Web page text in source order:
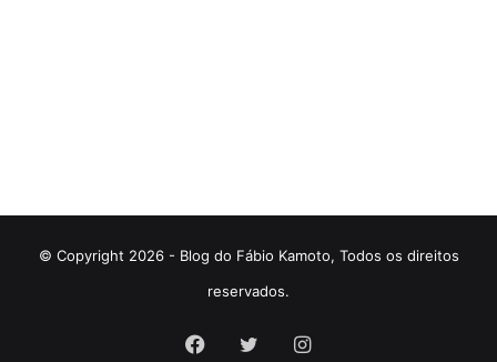
© Copyright 2026 - Blog do Fábio Kamoto, Todos os direitos
reservados.
Facebook
TwitterInstagram